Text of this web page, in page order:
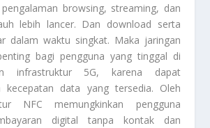
browsing, streaming, dan
lebih lancer. Dan download serta
dalam waktu singkat. Maka jaringan
bagi pengguna yang tinggal di
infrastruktur 5G, karena dapat
kecepatan data yang tersedia. Oleh
NFC memungkinkan pengguna
digital tanpa kontak dan